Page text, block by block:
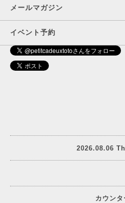
メールマガジン
イベント予約
2026.08.06
カウンタ